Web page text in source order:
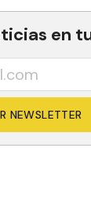
en
NEWSLETTER